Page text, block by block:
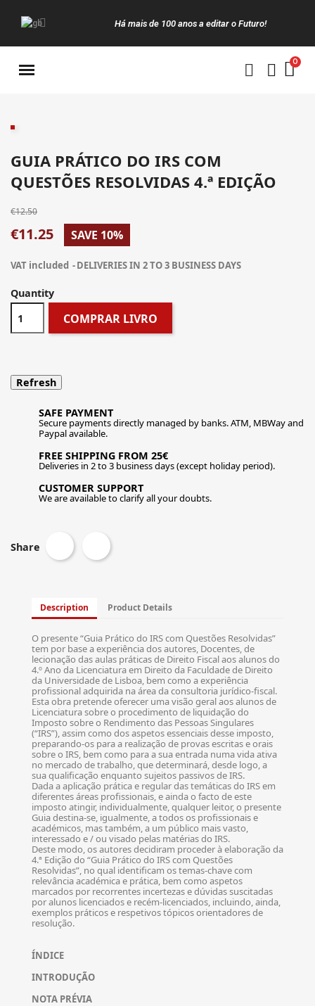
Há mais de 100 anos a editar o Futuro!
GUIA PRÁTICO DO IRS COM
QUESTÕES RESOLVIDAS 4.ª EDIÇÃO
€12.50
€11.25 SAVE 10%
VAT included DELIVERIES IN 2 TO 3 BUSINESS DAYS
Quantity
COMPRAR LIVRO
SAFE PAYMENT
Secure payments directly managed by banks. ATM, MBWay and
Paypal available.
FREE SHIPPING FROM 25€
Deliveries in 2 to 3 business days (except holiday period).
CUSTOMER SUPPORT
We are available to clarify all your doubts.
Share
Description Product Details
O presente “Guia Prático do IRS com Questões Resolvidas”
tem por base a experiência dos autores, Docentes, de
lecionação das aulas práticas de Direito Fiscal aos alunos do
4.º Ano da Licenciatura em Direito da Faculdade de Direito
da Universidade de Lisboa, bem como a experiência
profissional adquirida na área da consultoria jurídico-fiscal.
Esta obra pretende oferecer uma visão geral aos alunos de
Licenciatura sobre o procedimento de liquidação do
Imposto sobre o Rendimento das Pessoas Singulares
(“IRS”), assim como dos aspetos essenciais desse imposto,
preparando-os para a realização de provas escritas e orais
sobre o IRS, bem como para a sua entrada numa vida ativa
no mercado de trabalho, que determinará, desde logo, a
sua qualificação enquanto sujeitos passivos de IRS.
Dada a aplicação prática e regular das temáticas do IRS em
diferentes áreas profissionais, e ainda o facto de este
imposto atingir, individualmente, qualquer leitor, o presente
Guia destina-se, igualmente, a todos os profissionais e
académicos, mas também, a um público mais vasto,
interessado e / ou visado pelas matérias do IRS.
Deste modo, os autores decidiram proceder à elaboração da
4.ª Edição do “Guia Prático do IRS com Questões
Resolvidas”, no qual identificam os temas-chave com
relevância académica e prática, bem como aspetos
marcados por recorrentes incertezas e dúvidas suscitadas
por alunos licenciados e recém-licenciados, incluindo, ainda,
exemplos práticos e respetivos tópicos orientadores de
resolução.
ÍNDICE
INTRODUÇÃO
NOTA PRÉVIA